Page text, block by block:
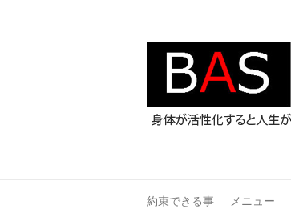
約束できる事 メニュー